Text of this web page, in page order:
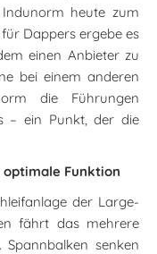
heute zum
Dappers ergebe es
einen Anbieter zu
bei einem anderen
die Führungen
– ein Punkt, der die
Funktion
der Large-
fährt das mehrere
senken